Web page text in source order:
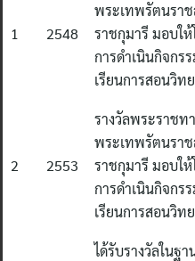
1 2548
พระเทพรัตนรา
ราชกุมารี มอบใ
การดำเนินกิจกร
เรียนการสอนวิท
2 2553
รางวัลพระราชท
พระเทพรัตนรา
ราชกุมารี มอบใ
การดำเนินกิจกร
เรียนการสอนวิท
ได้รับรางวัลในฐา